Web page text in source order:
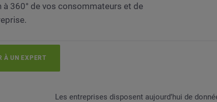
à 360° de vos consommateurs et de
À UN EXPERT
Les entreprises disposent aujourd’hui de